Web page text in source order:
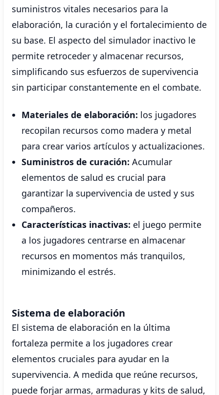
suministros vitales necesarios para la
elaboración, la curación y el fortalecimiento de
su base. El aspecto del simulador inactivo le
permite retroceder y almacenar recursos,
simplificando sus esfuerzos de supervivencia
sin participar constantemente en el combate.
Materiales de elaboración: los jugadores
recopilan recursos como madera y metal
para crear varios artículos y actualizaciones.
Suministros de curación: Acumular
elementos de salud es crucial para
garantizar la supervivencia de usted y sus
compañeros.
Características inactivas: el juego permite
a los jugadores centrarse en almacenar
recursos en momentos más tranquilos,
minimizando el estrés.
Sistema de elaboración
El sistema de elaboración en la última
fortaleza permite a los jugadores crear
elementos cruciales para ayudar en la
supervivencia. A medida que reúne recursos,
puede forjar armas, armaduras y kits de salud,